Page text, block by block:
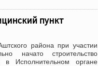
пункт
района при участии
начато строительство
Исполнительном органе